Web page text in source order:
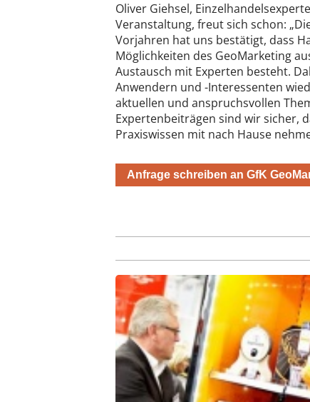
Oliver Giehsel,
Veranstaltung, freut sich schon:
Vorjahren hat uns bestätigt, dass
Möglichkeiten des GeoMarketing
Austausch mit Experten besteht.
Anwendern und -Interessenten
aktuellen und anspruchsvollen
Expertenbeiträgen sind wir sicher,
Praxiswissen mit nach Hause
Anfrage schreiben an GfK